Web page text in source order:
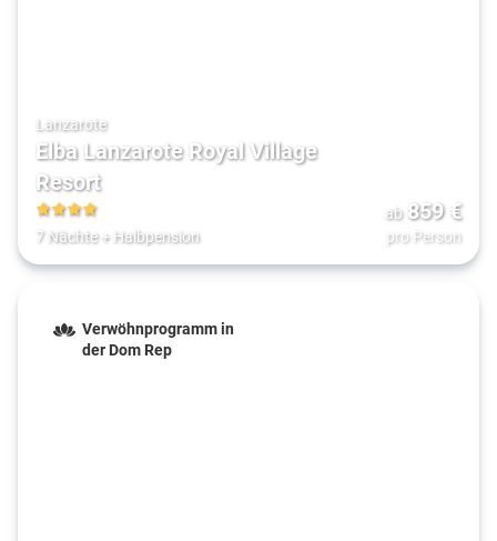
Lanzarote
Elba Lanzarote Royal Village
Resort
4
7 Nächte+ Halbpension
ab 859€
pro Person
Verwöhnprogramm in
der Dom Rep